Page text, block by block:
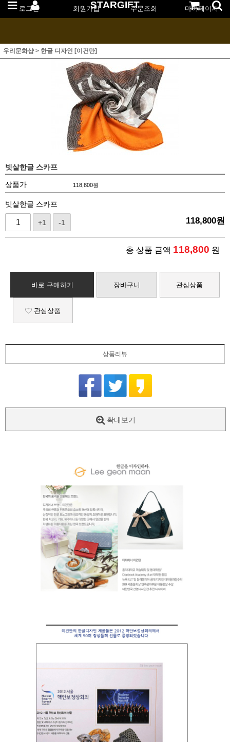
로그인 회원가입 주문조회 마이페이지
STARGIFT
우리문화샵> 한글 디자인 [이건만]
빗살한글 스카프
상품가 118,800원
빗살한글 스카프
+1 -1 118,800원
총 상품 금액 118,800 원
바로 구매하기 장바구니 관심상품
관심상품
상품리뷰
확대보기